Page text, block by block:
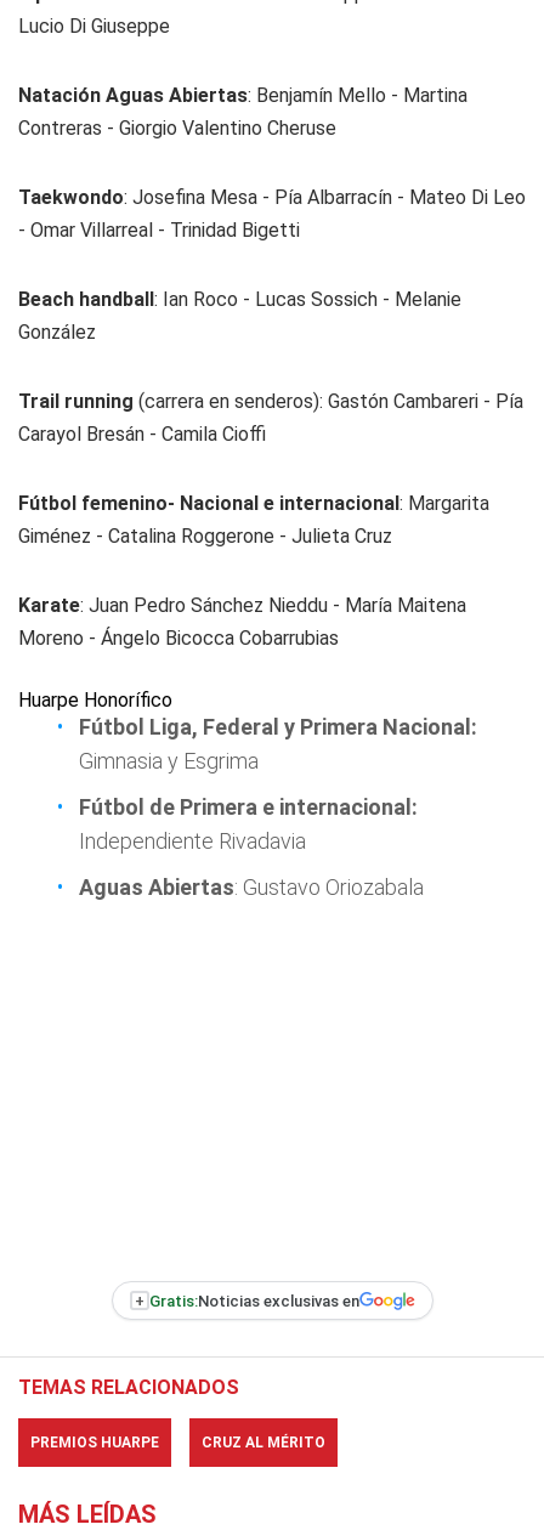
Lucio Di Giuseppe
Natación Aguas Abiertas: Benjamín Mello - Martina
Contreras - Giorgio Valentino Cheruse
Taekwondo: Josefina Mesa - Pía Albarracín - Mateo Di Leo
- Omar Villarreal - Trinidad Bigetti
Beach handball: Ian Roco - Lucas Sossich - Melanie
González
Trail running (carrera en senderos): Gastón Cambareri - Pía
Carayol Bresán - Camila Cioffi
Fútbol femenino- Nacional e internacional: Margarita
Giménez - Catalina Roggerone - Julieta Cruz
Karate: Juan Pedro Sánchez Nieddu - María Maitena
Moreno - Ángelo Bicocca Cobarrubias
Huarpe Honorífico
Fútbol Liga, Federal y Primera Nacional:
Gimnasia y Esgrima
Fútbol de Primera e internacional:
Independiente Rivadavia
Aguas Abiertas: Gustavo Oriozabala
+ Gratis:Noticias exclusivas en
TEMAS RELACIONADOS
PREMIOS HUARPE CRUZ AL MÉRITO
MÁS LEÍDAS